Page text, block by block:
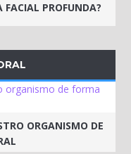
FACIAL PROFUNDA?
ORGANISMO DE